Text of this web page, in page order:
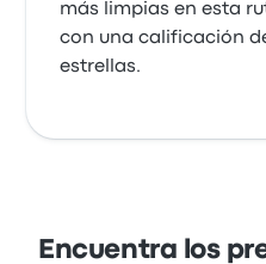
más limpias en esta
con una calificación
estrellas.
Encuentra los